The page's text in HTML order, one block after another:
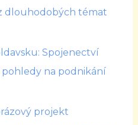
dlouhodobých témat
Spojenectví
na podnikání
projekt